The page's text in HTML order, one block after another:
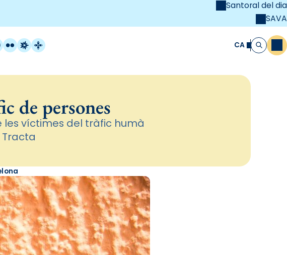
Santoral del dia
SAVA
FlickrRadio Estel
Catalunya Cristiana CA Cerca
de persones
les víctimes del tràfic humà